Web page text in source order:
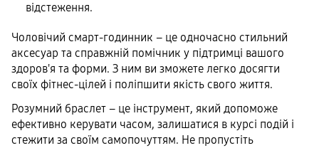
відстеження.
Чоловічий смарт-годинник – це одночасно стильний
аксесуар та справжній помічник у підтримці вашого
здоров'я та форми. З ним ви зможете легко досягти
своїх фітнес-цілей і поліпшити якість свого життя.
Розумний браслет – це інструмент, який допоможе
ефективно керувати часом, залишатися в курсі подій і
стежити за своїм самопочуттям. Не пропустіть